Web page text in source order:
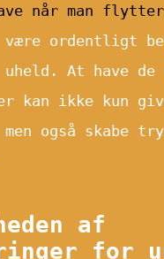
når man flytter
være ordentligt
uheld. At have
kan ikke kun
også skabe
af
for